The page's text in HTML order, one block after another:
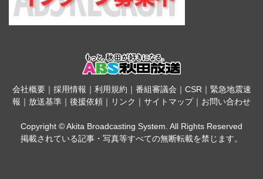
会社概要｜ 採用情報 ｜ 利用規約 ｜ 番組審議会 ｜ CSR｜ 緊急地震速
報 ｜ 放送基準 ｜ 後援依頼 ｜ リンク ｜ サイトマップ｜ お問い合わせ
Copyright © Akita Broadcasting System. All Rights Reserved
掲載されている記事・写真等すべての無断転載を禁じます。